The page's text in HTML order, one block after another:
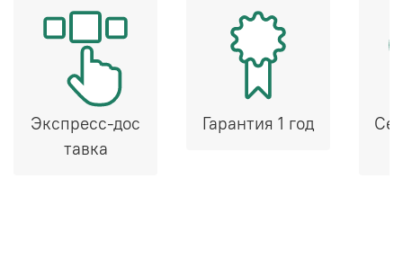
Экспресс-дос
тавка
Гарантия 1 год